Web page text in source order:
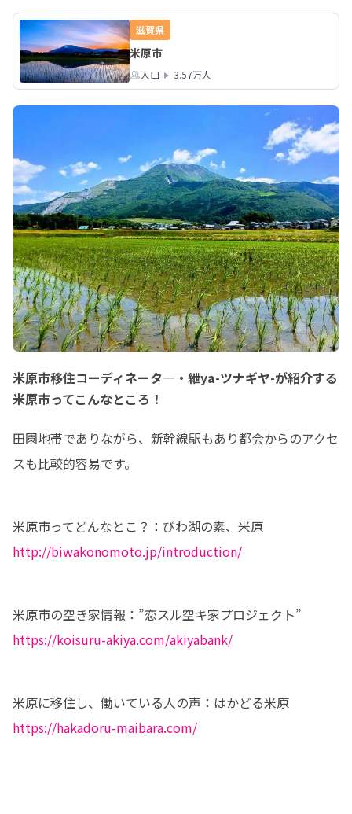
滋賀県
米原市
人口 3.57万人
米原市移住コーディネータ―・紲ya-ツナギヤ-が紹介する
米原市ってこんなところ！
田園地帯でありながら、新幹線駅もあり都会からのアクセ
スも比較的容易です。
http://biwakonomoto.jp/introduction/
https://koisuru-akiya.com/akiyabank/
https://hakadoru-maibara.com/